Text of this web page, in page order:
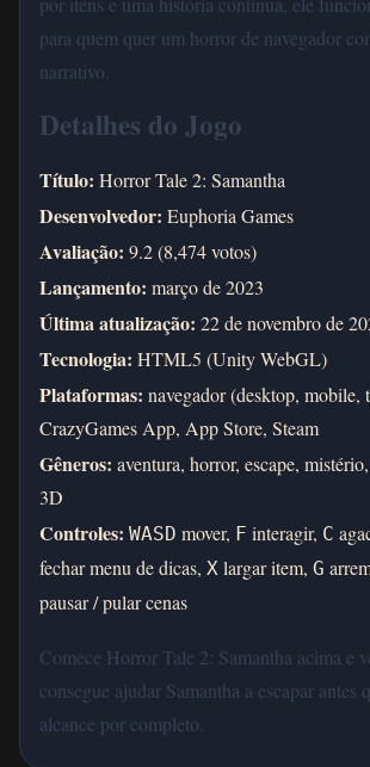
para quem quer um horror de navegador
narrativo.
Detalhes do Jogo
Título: Horror Tale 2: Samantha
Desenvolvedor: Euphoria Games
Avaliação: 9.2 (8,474 votos)
Lançamento: março de 2023
Última atualização: 22 de novembro de
Tecnologia: HTML5 (Unity WebGL)
Plataformas: navegador (desktop, mobile,
CrazyGames App, App Store, Steam
Gêneros: aventura, horror, escape,
3D
Controles: WASD mover, F interagir, C
fechar menu de dicas, X largar item, G
pausar / pular cenas
Comece Horror Tale 2: Samantha acima e
consegue ajudar Samantha a escapar antes
alcance por completo.